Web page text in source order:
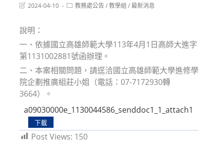
Post2024-04-10
Post教務處公告/教學組 /最新消息
說明：
一、依據國立高雄師範大學113年4月1日高師大進字
第1131002881號函辦理。
二、本案相關問題，請逕洽國立高雄師範大學進修學
院企劃推廣組莊小姐（電話：07-7172930轉
3664）。
a09030000e_1130044586_senddoc1_1_attach1
下載
Post Views: 150